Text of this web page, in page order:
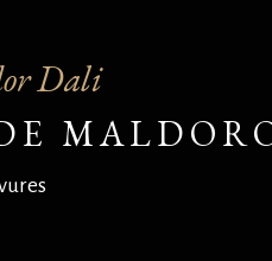
Dali